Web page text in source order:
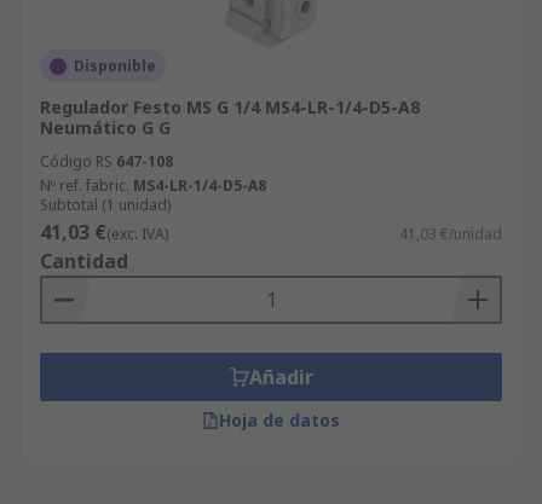
Disponible
Regulador Festo MS G 1/4 MS4-LR-1/4-D5-A8
Neumático G G
Código RS 647-108
Nº ref. fabric. MS4-LR-1/4-D5-A8
Subtotal (1 unidad)
41,03 €(exc. IVA) 41,03 €/unidad
Cantidad
Añadir
Hoja de datos